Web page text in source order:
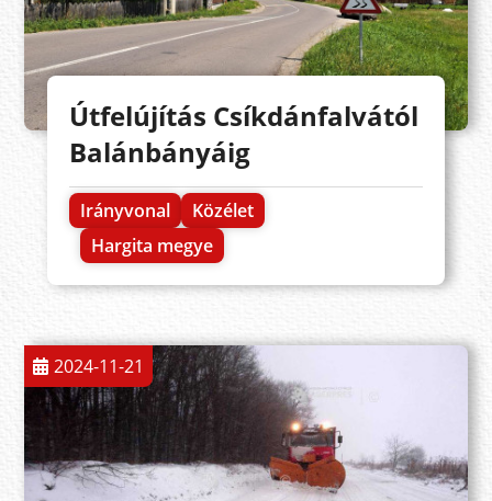
Útfelújítás Csíkdánfalvától
Balánbányáig
Irányvonal
Közélet
Hargita megye
2024-11-21